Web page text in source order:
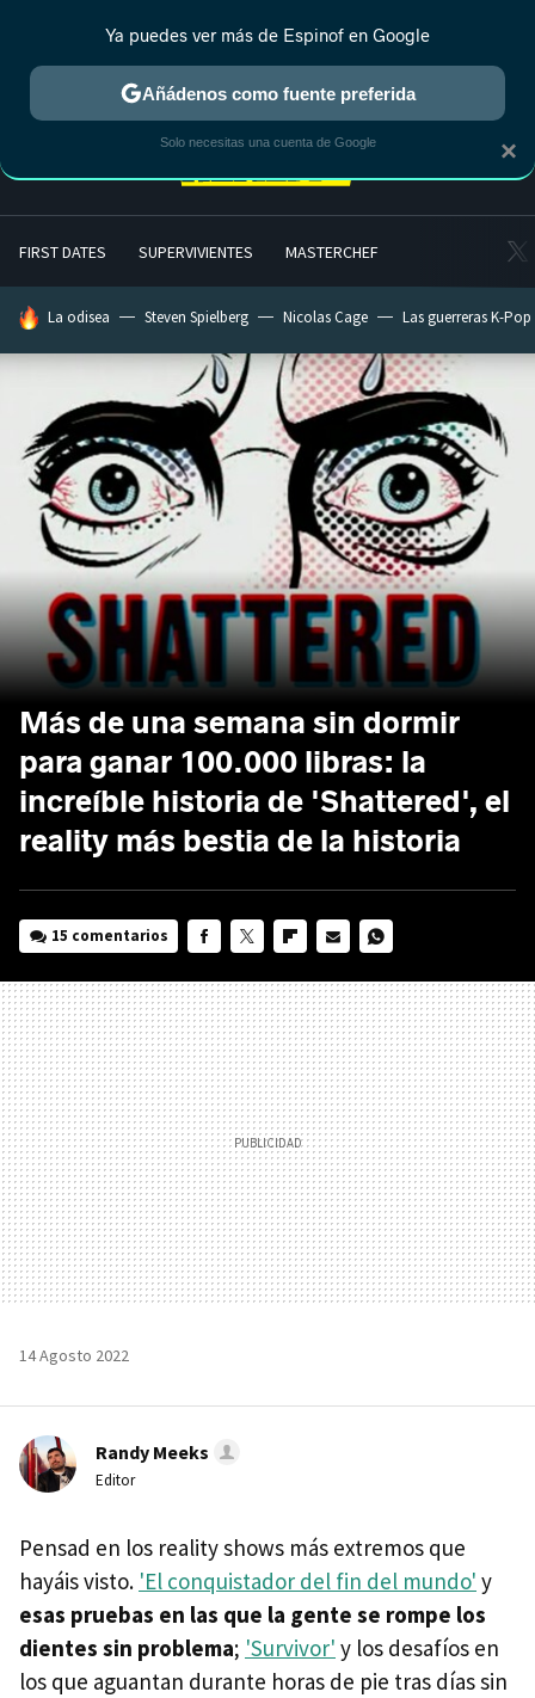
FIRST DATES SUPERVIVIENTES MASTERCHEF
HOY SE HABLA DE
La odisea Steven Spielberg Nicolas Cage Las guerreras K-Pop
Más de una semana sin dormir
para ganar 100.000 libras: la
increíble historia de 'Shattered', el
reality más bestia de la historia
15 comentarios
MAIL
14 Agosto 2022
Randy Meeks
Editor
Pensad en los reality shows más extremos que
hayáis visto. 'El conquistador del fin del mundo' y
esas pruebas en las que la gente se rompe los
dientes sin problema; 'Survivor' y los desafíos en
los que aguantan durante horas de pie tras días sin
×
Ya puedes ver más de Espinof en Google
Añádenos como fuente preferida
Solo necesitas una cuenta de Google